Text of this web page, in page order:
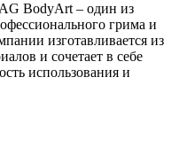
BodyArt – один из
грима и
изготавливается из
и сочетает в себе
использования и